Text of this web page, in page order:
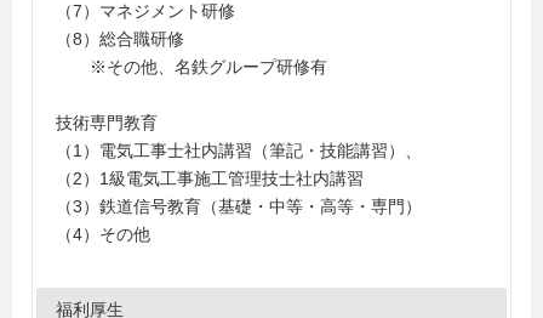
（7）マネジメント研修
（8）総合職研修
※その他、名鉄グループ研修有
技術専門教育
（1）電気工事士社内講習（筆記・技能講習）、
（2）1級電気工事施工管理技士社内講習
（3）鉄道信号教育（基礎・中等・高等・専門）
（4）その他
福利厚生